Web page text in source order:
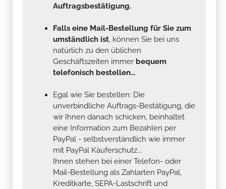
Auftragsbestätigung.
Falls eine Mail-Bestellung für Sie zum
umständlich ist, können Sie bei uns
natürlich zu den üblichen
Geschäftszeiten immer bequem
telefonisch bestellen...
Egal wie Sie bestellen: Die
unverbindliche Auftrags-Bestätigung, die
wir Ihnen danach schicken, beinhaltet
eine Information zum Bezahlen per
PayPal - selbstverständlich wie immer
mit PayPal Käuferschutz...
Ihnen stehen bei einer Telefon- oder
Mail-Bestellung als Zahlarten PayPal,
Kreditkarte, SEPA-Lastschrift und